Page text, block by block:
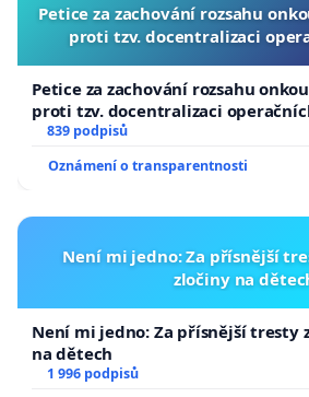
Petice za zachování rozsahu
proti tzv. docentralizaci
Petice za zachování rozsahu
proti tzv. docentralizaci
839 podpisů
Oznámení o transparentnosti
Není mi jedno: Za přísnější
zločiny na
Není mi jedno: Za přísnější tresty
na dětech
1 996 podpisů